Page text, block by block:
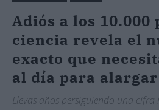
Adiós a los 10.000
ciencia revela el
exacto que
al día para
Llevas años persiguiendo una